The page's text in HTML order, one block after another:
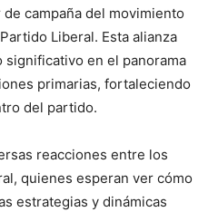
campaña del movimiento
Liberal. Esta alianza
en el panorama
primarias, fortaleciendo
del partido.
reacciones entre los
quienes esperan ver cómo
estrategias y dinámicas